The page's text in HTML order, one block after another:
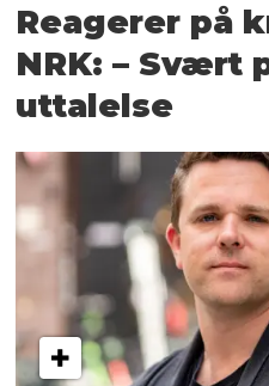
Reagerer på
NRK: – Svært
uttalelse